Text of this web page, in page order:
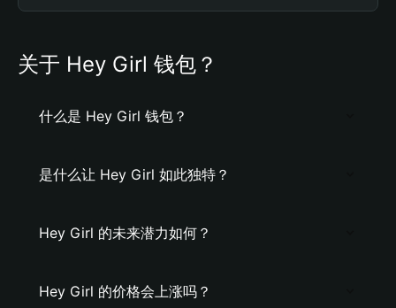
关于 Hey Girl 钱包？
什么是 Hey Girl 钱包？
是什么让 Hey Girl 如此独特？
Hey Girl 的未来潜力如何？
Hey Girl 的价格会上涨吗？